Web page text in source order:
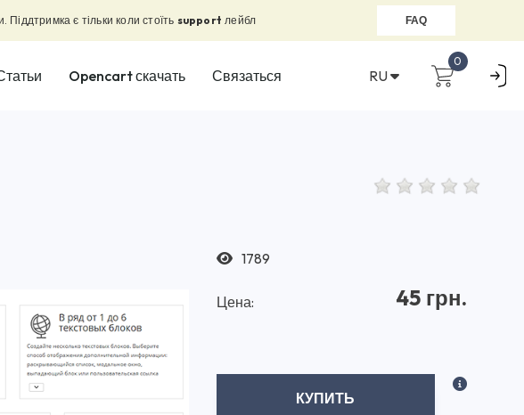
є тільки коли стоїть support лейбл FAQ
Opencart скачать Связаться RU
0
1789
Цена: 45 грн.
КУПИТЬ